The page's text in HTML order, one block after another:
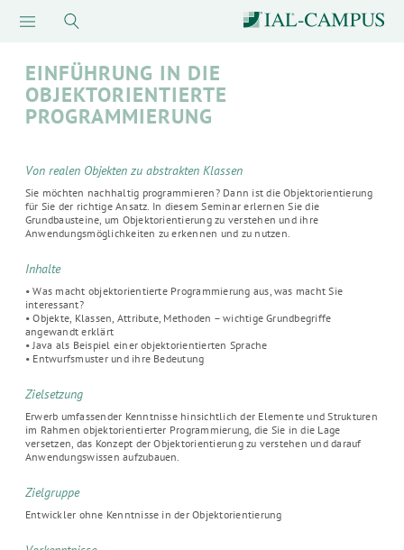
EINFÜHRUNG IN DIE
OBJEKTORIENTIERTE
PROGRAMMIERUNG
Von realen Objekten zu abstrakten Klassen
Sie möchten nachhaltig programmieren? Dann ist die Objektorientierung
für Sie der richtige Ansatz. In diesem Seminar erlernen Sie die
Grundbausteine, um Objektorientierung zu verstehen und ihre
Anwendungsmöglichkeiten zu erkennen und zu nutzen.
Inhalte
• Was macht objektorientierte Programmierung aus, was macht Sie
interessant?
• Objekte, Klassen, Attribute, Methoden – wichtige Grundbegriffe
angewandt erklärt
• Java als Beispiel einer objektorientierten Sprache
• Entwurfsmuster und ihre Bedeutung
Zielsetzung
Erwerb umfassender Kenntnisse hinsichtlich der Elemente und Strukturen
im Rahmen objektorientierter Programmierung, die Sie in die Lage
versetzen, das Konzept der Objektorientierung zu verstehen und darauf
Anwendungswissen aufzubauen.
Zielgruppe
Entwickler ohne Kenntnisse in der Objektorientierung